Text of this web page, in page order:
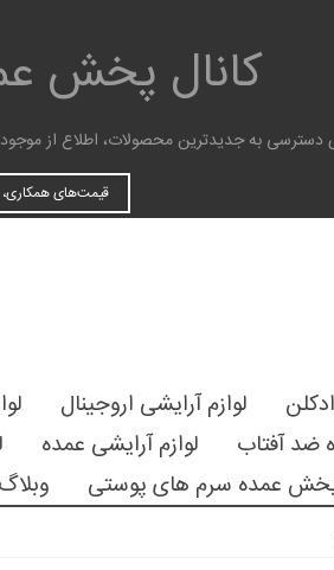
کانال پخش
دسترسی به جدیدترین محصولات، اطلاع از
قیمت‌های همکاری،
لوازم آرایشی اروجینال
آفتاب لوازم آرایشی عمده
عمده سرم های پوستی وبلاگ